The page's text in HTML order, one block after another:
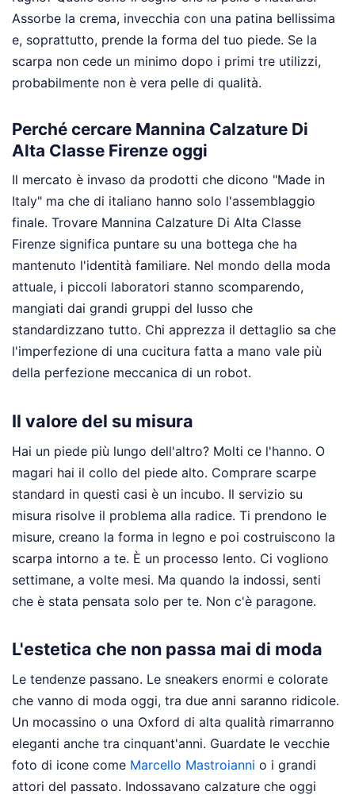
Assorbe la crema, invecchia con una patina bellissima
e, soprattutto, prende la forma del tuo piede. Se la
scarpa non cede un minimo dopo i primi tre utilizzi,
probabilmente non è vera pelle di qualità.
Perché cercare Mannina Calzature Di
Alta Classe Firenze oggi
Il mercato è invaso da prodotti che dicono "Made in
Italy" ma che di italiano hanno solo l'assemblaggio
finale. Trovare Mannina Calzature Di Alta Classe
Firenze significa puntare su una bottega che ha
mantenuto l'identità familiare. Nel mondo della moda
attuale, i piccoli laboratori stanno scomparendo,
mangiati dai grandi gruppi del lusso che
standardizzano tutto. Chi apprezza il dettaglio sa che
l'imperfezione di una cucitura fatta a mano vale più
della perfezione meccanica di un robot.
Il valore del su misura
Hai un piede più lungo dell'altro? Molti ce l'hanno. O
magari hai il collo del piede alto. Comprare scarpe
standard in questi casi è un incubo. Il servizio su
misura risolve il problema alla radice. Ti prendono le
misure, creano la forma in legno e poi costruiscono la
scarpa intorno a te. È un processo lento. Ci vogliono
settimane, a volte mesi. Ma quando la indossi, senti
che è stata pensata solo per te. Non c'è paragone.
L'estetica che non passa mai di moda
Le tendenze passano. Le sneakers enormi e colorate
che vanno di moda oggi, tra due anni saranno ridicole.
Un mocassino o una Oxford di alta qualità rimarranno
eleganti anche tra cinquant'anni. Guardate le vecchie
foto di icone come Marcello Mastroianni o i grandi
attori del passato. Indossavano calzature che oggi